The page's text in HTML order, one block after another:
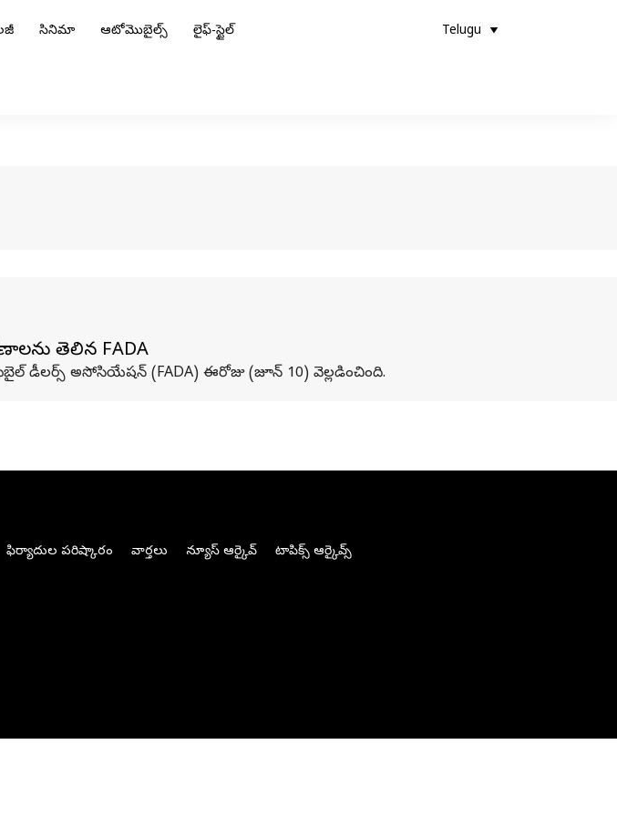
సినిమా ఆటోమొబైల్స్ లైఫ్-స్టైల్ Telugu
తెలిపిన FADA
అసోసియేషన్ (FADA) ఈరోజు (జూన్ 10) వెల్లడించింది.
ఫిర్యాదుల పరిష్కారం వార్తలు న్యూస్ ఆర్కైవ్ టాపిక్స్ ఆర్కైవ్స్